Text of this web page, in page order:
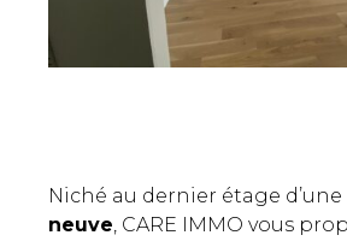
Niché au dernier étage d’une
neuve, CARE IMMO vous